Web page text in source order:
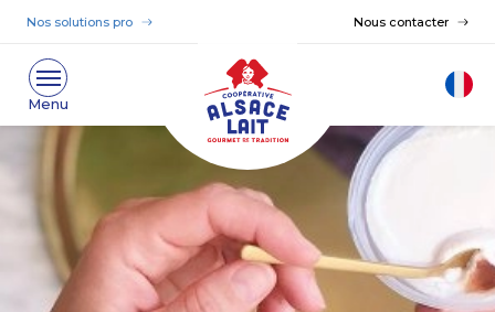
Nos solutions pro Nous contacter